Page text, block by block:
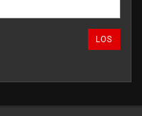
LOS